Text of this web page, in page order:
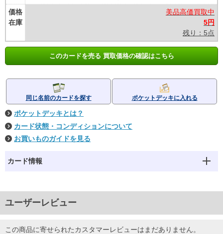
価格
在庫
美品高価買取中
5円
残り：5点
このカードを売る 買取価格の確認はこちら
同じ名前のカードを探す ポケットデッキに入れる
ポケットデッキとは？
カード状態・コンディションについて
お買いものガイドを見る
カード情報
ユーザーレビュー
この商品に寄せられたカスタマーレビューはまだありません。